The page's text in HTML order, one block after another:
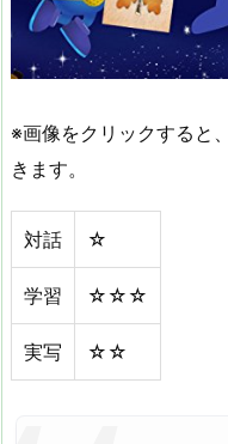
※画像をクリックすると
きます。
対話 ☆
学習 ☆☆☆
実写 ☆☆